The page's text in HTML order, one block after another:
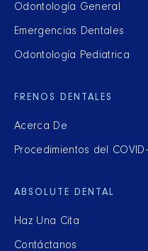
Odontología General
Emergencias Dentales
Odontología Pediatrica
FRENOS DENTALES
Acerca De
Procedimientos del
ABSOLUTE DENTAL
Haz Una Cita
Contáctanos